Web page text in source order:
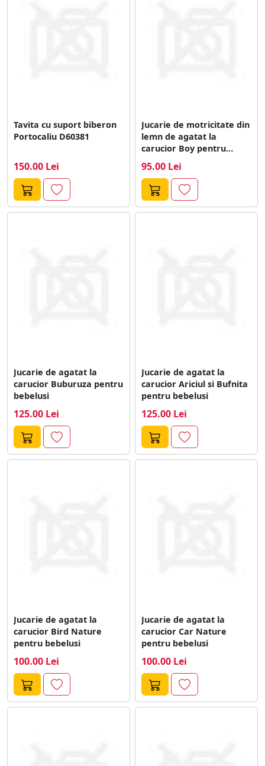
Tavita cu suport biberon
Portocaliu D60381
150.00 Lei
Jucarie de motricitate din
lemn de agatat la
carucior Boy pentru
95.00 Lei
Jucarie de agatat la
carucior Buburuza pentru
bebelusi
125.00 Lei
Jucarie de agatat la
carucior Ariciul si Bufnita
pentru bebelusi
125.00 Lei
Jucarie de agatat la
carucior Bird Nature
pentru bebelusi
100.00 Lei
Jucarie de agatat la
carucior Car Nature
pentru bebelusi
100.00 Lei